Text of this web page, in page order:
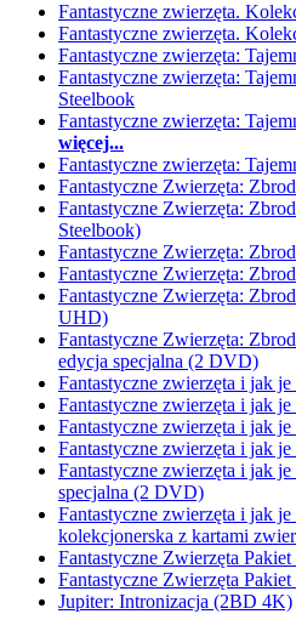
Fantastyczne zwierzęta.
Fantastyczne zwierzęta.
Fantastyczne zwierzęta:
Fantastyczne zwierzęta:
Steelbook
Fantastyczne zwierzęta:
więcej...
Fantastyczne zwierzęta:
Fantastyczne Zwierzęta:
Fantastyczne Zwierzęta:
Steelbook)
Fantastyczne Zwierzęta:
Fantastyczne Zwierzęta:
Fantastyczne Zwierzęta:
UHD)
Fantastyczne Zwierzęta:
edycja specjalna (2 DVD)
Fantastyczne zwierzęta i jak je
Fantastyczne zwierzęta i jak
Fantastyczne zwierzęta i jak
Fantastyczne zwierzęta i jak
Fantastyczne zwierzęta i jak
specjalna (2 DVD)
Fantastyczne zwierzęta i jak
kolekcjonerska z kartami
Fantastyczne Zwierzęta
Fantastyczne Zwierzęta
Jupiter: Intronizacja (2BD 4K)